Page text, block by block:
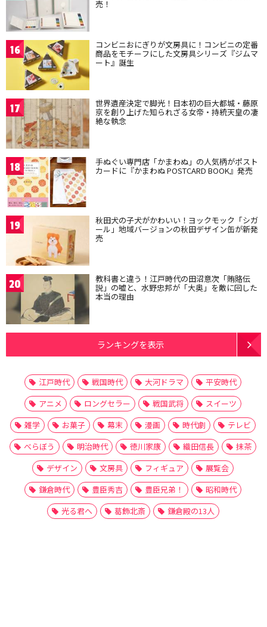
売！
16 コンビニおにぎりが文房具に！コンビニの定番
商品をモチーフにした文房具シリーズ『ジムマ
ート』誕生
17 世界遺産決定で脚光！日本初の巨大都城・藤原
京を創り上げた知られざる女帝・持統天皇の凄
絶な執念
18 手ぬぐい専門店「かまわぬ」の人気柄がポスト
カードに『かまわぬ POSTCARD BOOK』発売
19 秋田犬の子犬がかわいい！ヨックモック「シガ
ール」地域バージョンの秋田デザイン缶が新発
売
20 教科書と違う！江戸時代の田沼意次「賄賂伝
説」の嘘と、水野忠邦が「大奥」を敵に回した
本当の理由
ランキングを表示
江戸時代 戦国時代 大河ドラマ
平安時代
アニメ
ロングセラー 戦国武将
スイーツ
雑学
お菓子 幕末 漫画 時代劇
テレビ
べらぼう
明治時代 徳川家康 織田信長
抹茶
デザイン
文房具 フィギュア
展覧会
鎌倉時代
豊臣秀吉 豊臣兄弟！
昭和時代
光る君へ
葛飾北斎 鎌倉殿の13人